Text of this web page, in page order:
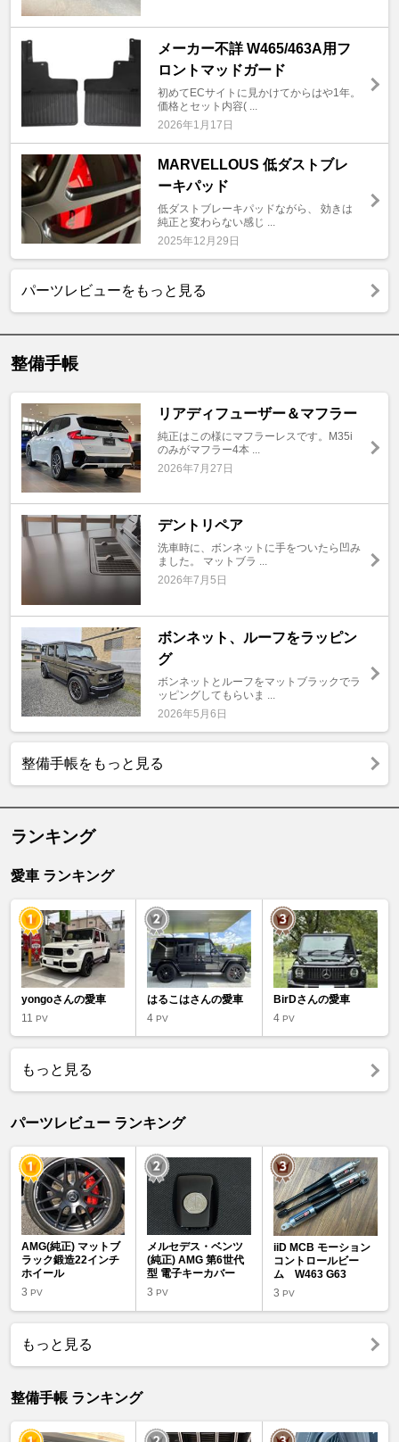
メーカー不詳 W465/463A用フ
ロントマッドガード
初めてECサイトに見かけてからはや1年。
価格とセット内容( ...
2026年1月17日
MARVELLOUS 低ダストブレ
ーキパッド
低ダストブレーキパッドながら、 効きは
純正と変わらない感じ ...
2025年12月29日
パーツレビューをもっと見る
整備手帳
リアディフューザー＆マフラー
純正はこの様にマフラーレスです。M35i
のみがマフラー4本 ...
2026年7月27日
デントリペア
洗車時に、ボンネットに手をついたら凹み
ました。 マットブラ ...
2026年7月5日
ボンネット、ルーフをラッピン
グ
ボンネットとルーフをマットブラックでラ
ッピングしてもらいま ...
2026年5月6日
整備手帳をもっと見る
ランキング
愛車 ランキング
yongoさんの愛車
11 PV
はるこはさんの愛車
4PV
BirDさんの愛車
4 PV
もっと見る
パーツレビュー ランキング
AMG(純正) マットブ
ラック鍛造22インチ
ホイール
3 PV
メルセデス・ベンツ
(純正) AMG 第6世代
型 電子キーカバー
3PV
iiD MCB モーション
コントロールビー
ム W463 G63
3 PV
もっと見る
整備手帳 ランキング